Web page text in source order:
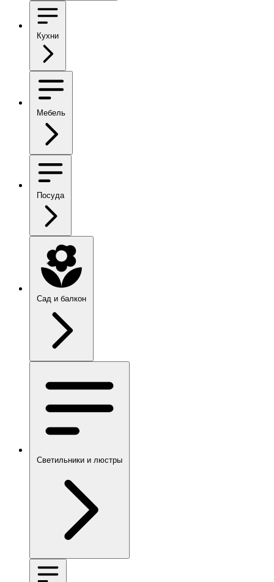
Кухни
Мебель
Посуда
Сад и балкон
Светильники и люстры